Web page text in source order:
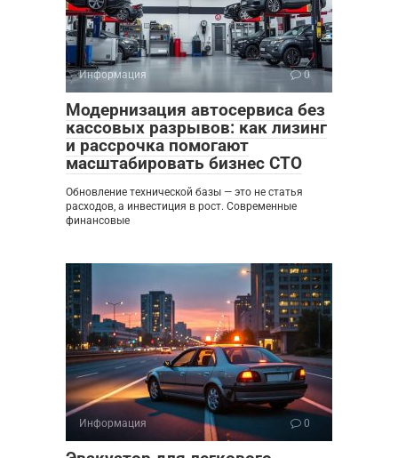
Информация 0
Модернизация автосервиса без
кассовых разрывов: как лизинг
и рассрочка помогают
масштабировать бизнес СТО
Обновление технической базы — это не статья
расходов, а инвестиция в рост. Современные
финансовые
Информация 0